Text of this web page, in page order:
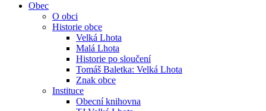
Obec
O obci
Historie obce
Velká Lhota
Malá Lhota
Historie po sloučení
Tomáš Baletka: Velká Lhota
Znak obce
Instituce
Obecní knihovna